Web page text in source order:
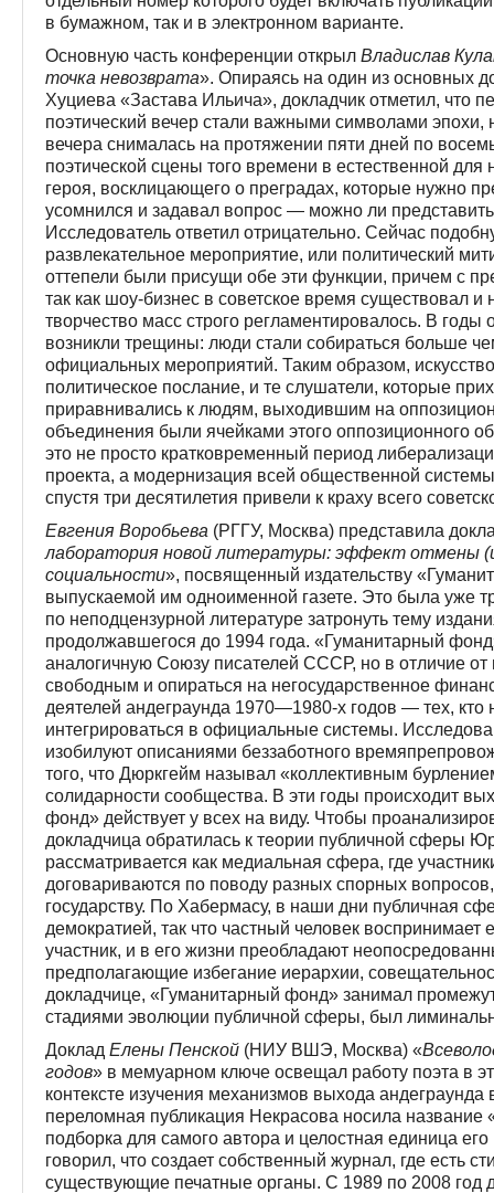
в бумажном, так и в электронном варианте.
Основную часть конференции открыл Владислав
точка невозврата». Опираясь на один из основных
Хуциева «Застава Ильича», докладчик отметил, что
поэтический вечер стали важными символами эпохи,
вечера снималась на протяжении пяти дней по
поэтической сцены того времени в естественной для
героя, восклицающего о преградах, которые нужно
усомнился и задавал вопрос — можно ли
Исследователь ответил отрицательно. Сейчас
развлекательное мероприятие, или политический
оттепели были присущи обе эти функции, причем с
так как шоу-бизнес в советское время существовал и
творчество масс строго регламентировалось. В
возникли трещины: люди стали собираться больше
официальных мероприятий. Таким образом,
политическое послание, и те слушатели, которые
приравнивались к людям, выходившим на
объединения были ячейками этого оппозиционного
это не просто кратковременный период
проекта, а модернизация всей общественной
спустя три деся­тилетия привели к краху всего
Евгения Воробьева (РГГУ, Москва) представила
лаборатория новой литературы: эффект отмены
социальности», посвященный издательству
выпускаемой им одноименной газете. Это была уже
по неподцензурной литературе затронуть тему
продолжавшегося до 1994 года. «Гуманитарный
аналогичную Союзу писателей СССР, но в отличие
свободным и опираться на негосударственное
деятелей андеграунда 1970—1980-х годов — тех, кто
интегрироваться в официальные системы.
изобилуют описаниями беззаботного
того, что Дюркгейм называл «коллективным
солидарности сообщества. В эти годы происходит
фонд» действует у всех на виду. Чтобы
докладчица обратилась к теории публичной сферы
рассматривается как медиальная сфера, где
договариваются по поводу разных спорных
государству. По Хабермасу, в наши дни публичная
демократией, так что частный человек воспринимает
участник, и в его жизни преобладают
предполагающие избегание иерархии,
докладчице, «Гуманитарный фонд» занимал
стадиями эволюции публичной сферы, был
Доклад Елены Пенской (НИУ ВШЭ, Москва) «
годов» в мемуарном ключе освещал работу поэта в
контексте изучения механизмов выхода
переломная публикация Некрасова носила
подборка для самого автора и целостная единица
говорил, что создает собственный журнал, где есть
существующие печатные органы. С 1989 по 2008 год